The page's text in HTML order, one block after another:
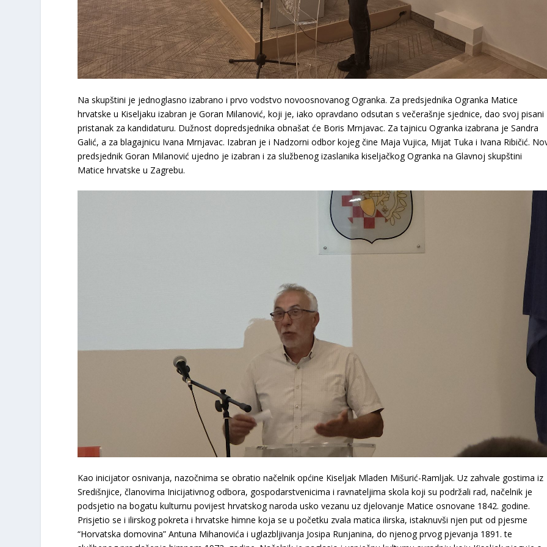
​Na skupštini je jednoglasno izabrano i prvo vodstvo novoosnovanog Ogranka. Za predsjednika Ogranka Matice
hrvatske u Kiseljaku izabran jeGoran Milanović, koji je, iako opravdano odsutan s večerašnje sjednice, dao svoj pisani
pristanak za kandidaturu. Dužnost dopredsjednika obnašat će Boris Mrnjavac. Za tajnicu Ogranka izabrana jeSandra
Galić, a za blagajnicu Ivana Mrnjavac. Izabran je i Nadzorni odbor kojeg čine Maja Vujica, Mijat Tuka i Ivana Ribičić.
predsjednik Goran Milanović ujedno je izabran i za službenog izaslanika kiseljačkog Ogranka na Glavnoj skupštini
Matice hrvatske u Zagrebu.
​Kao inicijator osnivanja, nazočnima se obratio načelnik općine Kiseljak Mladen Mišurić-Ramljak. Uz zahvale gostima iz
Središnjice, članovima Inicijativnog odbora, gospodarstvenicima i ravnateljima skola koji su podržali rad, načelnik je
podsjetio na bogatu kulturnu povijest hrvatskog naroda usko vezanu uz djelovanje Matice osnovane 1842. godine.
Prisjetio se i ilirskog pokreta i hrvatske himne koja se u početku zvala matica ilirska, istaknuvši njen put od pjesme
“Horvatska domovina” Antuna Mihanovića i uglazbljivanja Josipa Runjanina, do njenog prvog pjevanja 1891. te